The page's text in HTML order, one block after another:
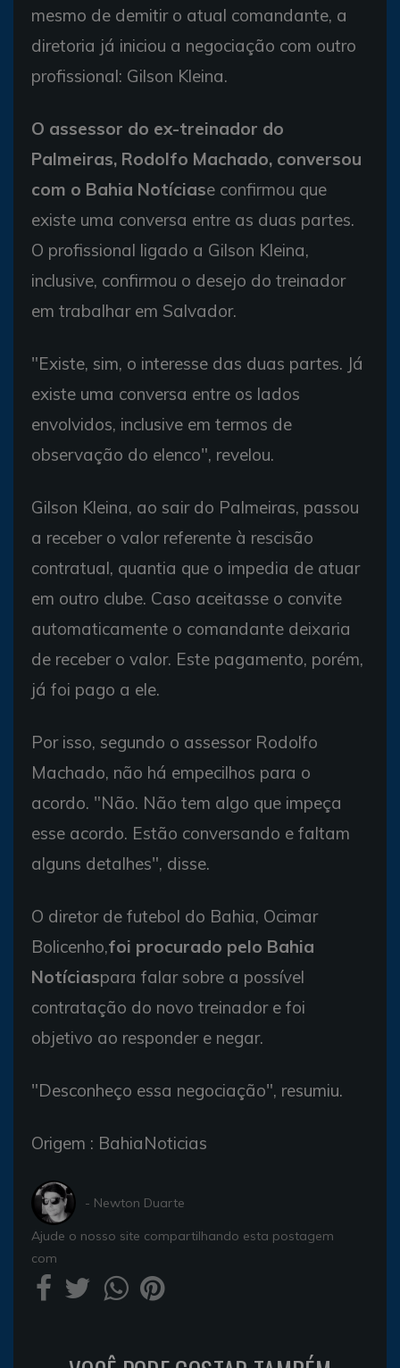
mesmo de demitir o atual comandante, a
diretoria já iniciou a negociação com outro
profissional: Gilson Kleina.
O assessor do ex-treinador do
Palmeiras, Rodolfo Machado, conversou
com o Bahia Notíciase confirmou que
existe uma conversa entre as duas partes.
O profissional ligado a Gilson Kleina,
inclusive, confirmou o desejo do treinador
em trabalhar em Salvador.
"Existe, sim, o interesse das duas partes. Já
existe uma conversa entre os lados
envolvidos, inclusive em termos de
observação do elenco", revelou.
Gilson Kleina, ao sair do Palmeiras, passou
a receber o valor referente à rescisão
contratual, quantia que o impedia de atuar
em outro clube. Caso aceitasse o convite
automaticamente o comandante deixaria
de receber o valor. Este pagamento, porém,
já foi pago a ele.
Por isso, segundo o assessor Rodolfo
Machado, não há empecilhos para o
acordo. "Não. Não tem algo que impeça
esse acordo. Estão conversando e faltam
alguns detalhes", disse.
O diretor de futebol do Bahia, Ocimar
Bolicenho,foi procurado pelo Bahia
Notíciaspara falar sobre a possível
contratação do novo treinador e foi
objetivo ao responder e negar.
"Desconheço essa negociação", resumiu.
Origem : BahiaNoticias
- Newton Duarte
Ajude o nosso site compartilhando esta postagem
com